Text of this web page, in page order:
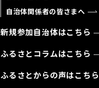
自治体関係者の皆さまへ
新規参加自治体はこちら
ふるさとコラムはこちら
ふるさとからの声はこちら